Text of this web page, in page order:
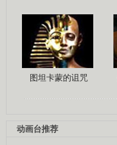
图坦卡蒙的诅咒
动画台推荐